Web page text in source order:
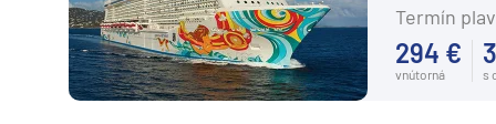
Východný Karibik
Západný Karibik
Severná Amerika
Virgin Voyages
Windstar Cruises
Termín
294 €
vnútorná s